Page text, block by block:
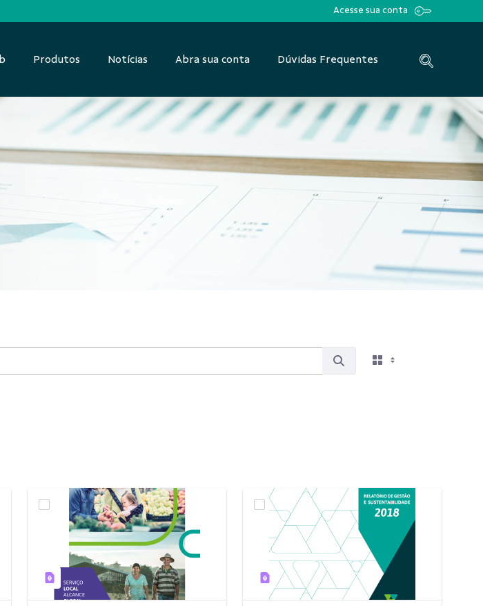
Acesse sua conta
Produtos Notícias Abra sua conta Dúvidas Frequentes